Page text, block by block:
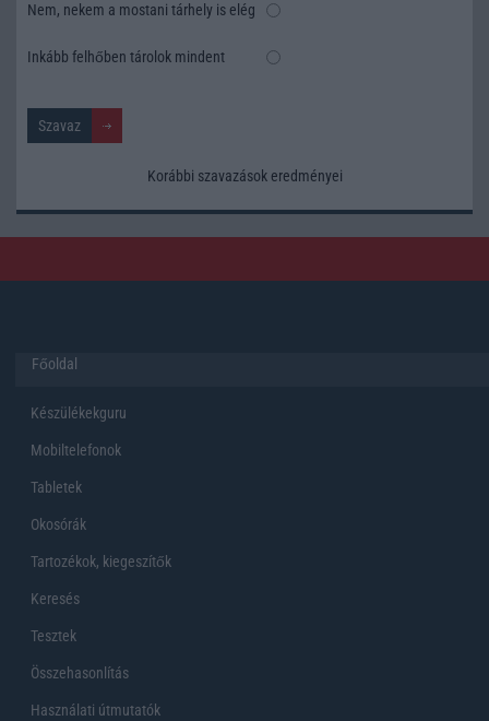
Nem, nekem a mostani tárhely is elég
Inkább felhőben tárolok mindent
Korábbi szavazások eredményei
Főoldal
Készülékekguru
Mobiltelefonok
Tabletek
Okosórák
Tartozékok, kiegeszítők
Keresés
Tesztek
Összehasonlítás
Használati útmutatók